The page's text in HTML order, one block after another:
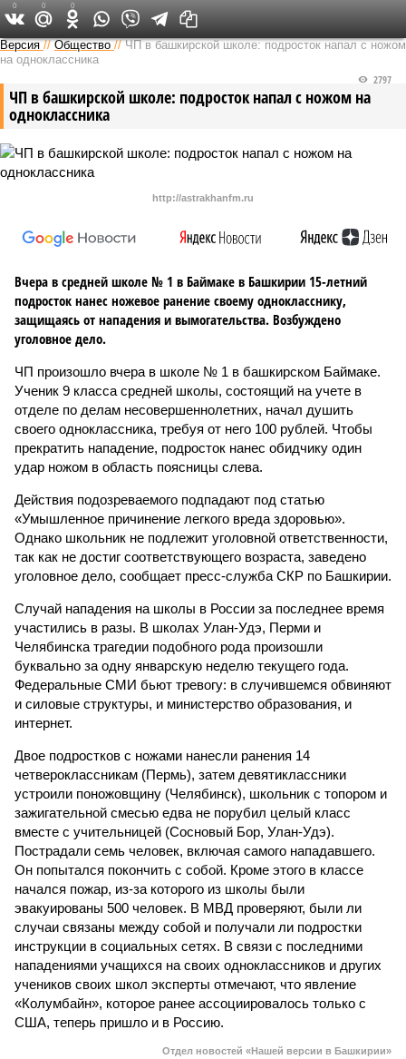
Версия в Башкирии
Версия //Общество //ЧП в башкирской школе: подросток напал с ножом
на одноклассника
ЧП в башкирской школе: подросток напал с ножом на
одноклассника
2797
http://astrakhanfm.ru
Вчера в средней школе № 1 в Баймаке в Башкирии 15-летний
подросток нанес ножевое ранение своему однокласснику,
защищаясь от нападения и вымогательства. Возбуждено
уголовное дело.
ЧП произошло вчера в школе № 1 в башкирском Баймаке.
Ученик 9 класса средней школы, состоящий на учете в
отделе по делам несовершеннолетних, начал душить
своего одноклассника, требуя от него 100 рублей. Чтобы
прекратить нападение, подросток нанес обидчику один
удар ножом в область поясницы слева.
Действия подозреваемого подпадают под статью
«Умышленное причинение легкого вреда здоровью».
Однако школьник не подлежит уголовной ответственности,
так как не достиг соответствующего возраста, заведено
уголовное дело, сообщает пресс-служба СКР по Башкирии.
Случай нападения на школы в России за последнее время
участились в разы. В школах Улан-Удэ, Перми и
Челябинска трагедии подобного рода произошли
буквально за одну январскую неделю текущего года.
Федеральные СМИ бьют тревогу: в случившемся обвиняют
и силовые структуры, и министерство образования, и
интернет.
Двое подростков с ножами нанесли ранения 14
четвероклассникам (Пермь), затем девятиклассники
устроили поножовщину (Челябинск), школьник с топором и
зажигательной смесью едва не порубил целый класс
вместе с учительницей (Сосновый Бор, Улан-Удэ).
Пострадали семь человек, включая самого нападавшего.
Он попытался покончить с собой. Кроме этого в классе
начался пожар, из-за которого из школы были
эвакуированы 500 человек. В МВД проверяют, были ли
случаи связаны между собой и получали ли подростки
инструкции в социальных сетях. В связи с последними
нападениями учащихся на своих одноклассников и других
учеников своих школ эксперты отмечают, что явление
«Колумбайн», которое ранее ассоциировалось только с
США, теперь пришло и в Россию.
0 0 0
Отдел новостей «Нашей версии в Башкирии»